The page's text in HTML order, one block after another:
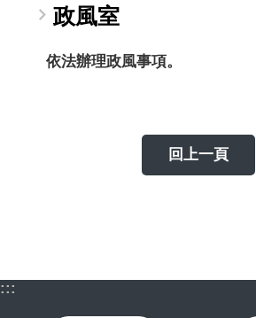
政風室
依法辦理政風事項。
回上一頁
:::